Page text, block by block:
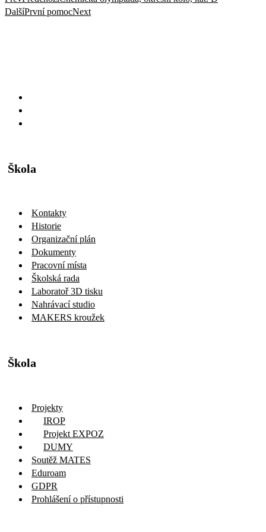
DalšíPrvní pomocNext
Škola
Kontakty
Historie
Organizační plán
Dokumenty
Pracovní místa
Školská rada
Laboratoř 3D tisku
Nahrávací studio
MAKERS kroužek
Škola
Projekty
IROP
Projekt EXPOZ
DUMY
Soutěž MATES
Eduroam
GDPR
Prohlášení o přístupnosti